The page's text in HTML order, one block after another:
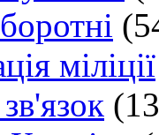
міліції